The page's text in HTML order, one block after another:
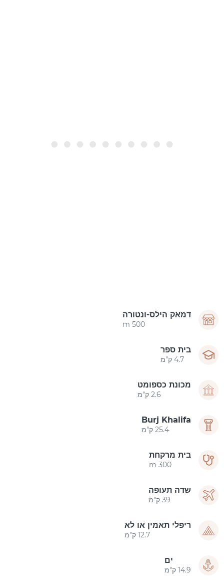
דמאק הילס-ונטורה
500 m
בית ספר
4.7 ק"מ
מכונת כספומט
2.6 ק"מ
Burj Khalifa
25.4 ק"מ
בית מרקחת
300 m
שדה תעופה
39 ק"מ
ריפלי תאמין או לא
12.7 ק"מ
ים
14.9 ק"מ